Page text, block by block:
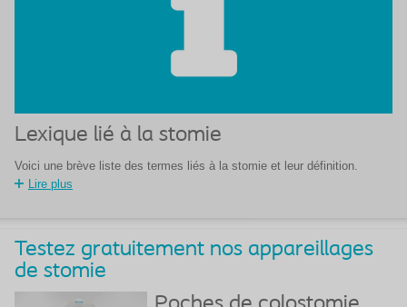
Lexique lié à la stomie
Voici une brève liste des termes liés à la stomie et leur définition.
Lire plus
Testez gratuitement nos appareillages
de stomie